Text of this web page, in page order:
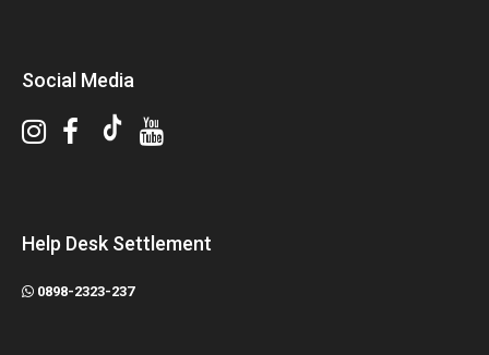
Social Media
Help Desk Settlement
0898-2323-237